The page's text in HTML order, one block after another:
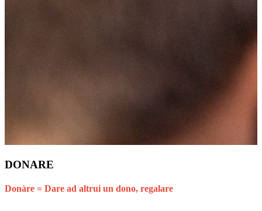
DONARE
Donàre = Dare ad altrui un dono, regalare